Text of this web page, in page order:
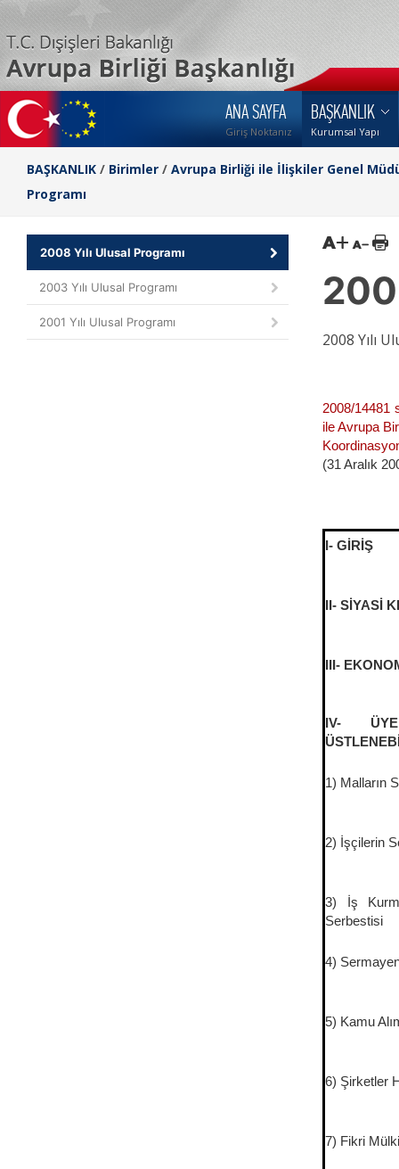
ANA SAYFA
Giriş Noktanız
BAŞKANLIK
Kurumsal Yapı
BAŞKANLIK / Birimler / Avrupa Birliği ile İlişkiler Genel
Programı
2008 Yılı Ulusal Programı
2003 Yılı Ulusal Programı
2001 Yılı Ulusal Programı
2008 Yılı
2008/14481
ile Avrupa
(31 Aralık
I- GİRİŞ
II- SİYASİ
III-
IV-
1) Malların
2) İşçilerin
3) İş
Serbestisi
4)
5) Kamu
6) Şirketler
7) Fikri